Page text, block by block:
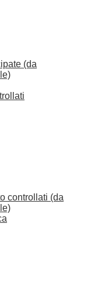
(da
controllati (da